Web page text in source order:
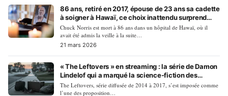
86 ans, retiré en 2017, épouse de 23 ans sa cadette
à soigner à Hawaï, ce choix inattendu surprend
encore ses fans
Chuck Norris est mort à 86 ans dans un hôpital de Hawaï, où il
avait été admis la veille à la suite…
21 mars 2026
« The Leftovers » en streaming : la série de Damon
Lindelof qui a marqué la science-fiction des
années 2010
The Leftovers, série diffusée de 2014 à 2017, s’est imposée comme
l’une des proposition…